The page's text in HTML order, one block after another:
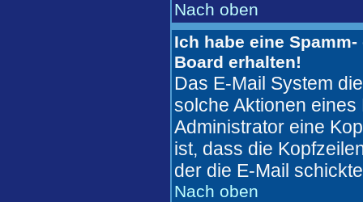
Nach oben
Ich habe eine
Board erhalten!
Das E-Mail System
solche Aktionen
Administrator eine
ist, dass die
der die E-Mail
Nach oben